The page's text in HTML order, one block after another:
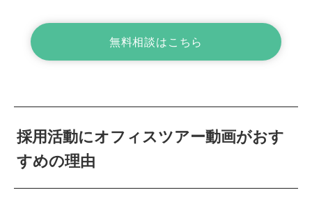
無料相談はこちら
採用活動にオフィスツアー動画がおす
すめの理由